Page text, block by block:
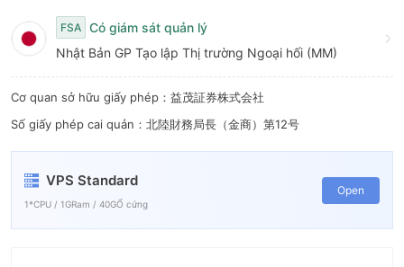
9
FSA Có giám sát quản lý
Nhật Bản GP Tạo lập Thị trường Ngoại hối (MM)
Cơ quan sở hữu giấy phép：益茂証券株式会社
Số giấy phép cai quản：北陸財務局長（金商）第12号
VPS Standard
1*CPU / 1GRam / 40GỔ cứng
Open